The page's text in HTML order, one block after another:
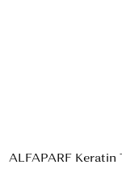
ALFAPARF Keratin